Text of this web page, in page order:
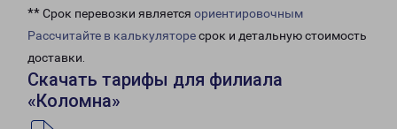
** Срок перевозки является ориентировочным
Рассчитайте в калькуляторесрок и детальную стоимость
доставки.
Скачать тарифы для филиала
«Коломна»